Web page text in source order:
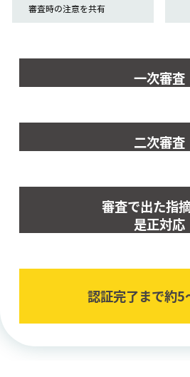
審査時の注意を共有
一次審査
二次審査
審査で出た指
是正対応
認証完了まで約5